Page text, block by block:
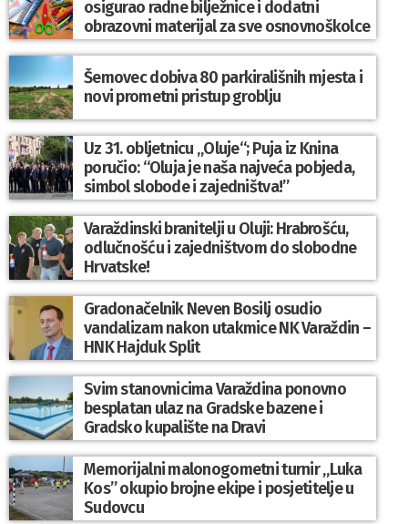
osigurao radne bilježnice i dodatni
obrazovni materijal za sve osnovnoškolce
Šemovec dobiva 80 parkirališnih mjesta i
novi prometni pristup groblju
Uz 31. obljetnicu „Oluje“; Puja iz Knina
poručio: “Oluja je naša najveća pobjeda,
simbol slobode i zajedništva!”
Varaždinski branitelji u Oluji: Hrabrošću,
odlučnošću i zajedništvom do slobodne
Hrvatske!
Gradonačelnik Neven Bosilj osudio
vandalizam nakon utakmice NK Varaždin –
HNK Hajduk Split
Svim stanovnicima Varaždina ponovno
besplatan ulaz na Gradske bazene i
Gradsko kupalište na Dravi
Memorijalni malonogometni turnir „Luka
Kos” okupio brojne ekipe i posjetitelje u
Sudovcu